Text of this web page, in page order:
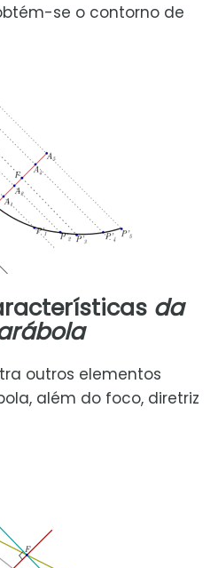
se o contorno de
da
outros elementos
além do foco, diretriz